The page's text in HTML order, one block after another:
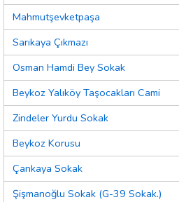
Mahmutşevketpaşa
Sarıkaya Çıkmazı
Osman Hamdi Bey Sokak
Beykoz Yalıköy Taşocakları Cami
Zindeler Yurdu Sokak
Beykoz Korusu
Çankaya Sokak
Şişmanoğlu Sokak (G-39 Sokak.)